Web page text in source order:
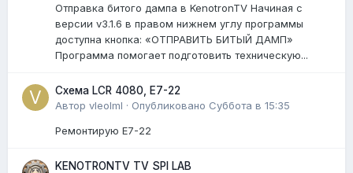
Отправка битого дампа в KenotronTV Начиная с
версии v3.1.6 в правом нижнем углу программы
доступна кнопка: «ОТПРАВИТЬ БИТЫЙ ДАМП»
Программа помогает подготовить техническую...
Схема LCR 4080, E7-22
Автор vleolml · Опубликовано Суббота в 15:35
Ремонтирую E7-22
KENOTRONTV TV SPI LAB